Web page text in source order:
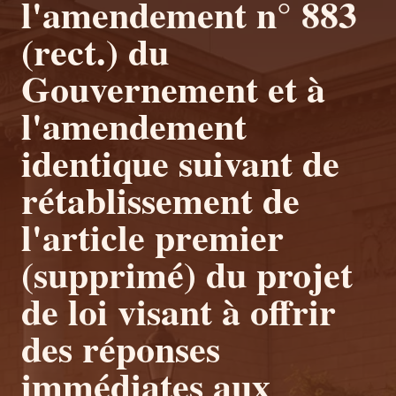
l'amendement n° 883
(rect.) du
Gouvernement et à
l'amendement
identique suivant de
rétablissement de
l'article premier
(supprimé) du projet
de loi visant à offrir
des réponses
immédiates aux